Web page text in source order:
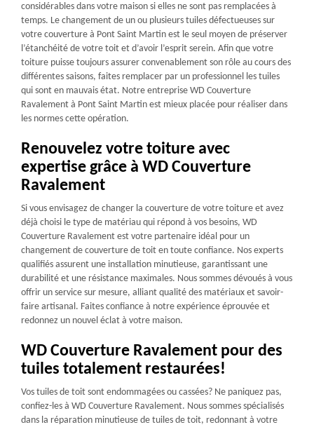
considérables dans votre maison si elles ne sont pas remplacées à
temps. Le changement de un ou plusieurs tuiles défectueuses sur
votre couverture à Pont Saint Martin est le seul moyen de préserver
l’étanchéité de votre toit et d’avoir l’esprit serein. Afin que votre
toiture puisse toujours assurer convenablement son rôle au cours des
différentes saisons, faites remplacer par un professionnel les tuiles
qui sont en mauvais état. Notre entreprise WD Couverture
Ravalement à Pont Saint Martin est mieux placée pour réaliser dans
les normes cette opération.
Renouvelez votre toiture avec
expertise grâce à WD Couverture
Ravalement
Si vous envisagez de changer la couverture de votre toiture et avez
déjà choisi le type de matériau qui répond à vos besoins, WD
Couverture Ravalement est votre partenaire idéal pour un
changement de couverture de toit en toute confiance. Nos experts
qualifiés assurent une installation minutieuse, garantissant une
durabilité et une résistance maximales. Nous sommes dévoués à vous
offrir un service sur mesure, alliant qualité des matériaux et savoir-
faire artisanal. Faites confiance à notre expérience éprouvée et
redonnez un nouvel éclat à votre maison.
WD Couverture Ravalement pour des
tuiles totalement restaurées!
Vos tuiles de toit sont endommagées ou cassées? Ne paniquez pas,
confiez-les à WD Couverture Ravalement. Nous sommes spécialisés
dans la réparation minutieuse de tuiles de toit, redonnant à votre